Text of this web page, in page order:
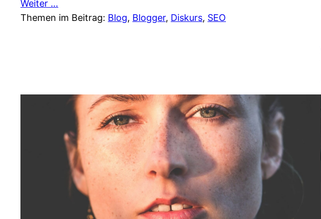
Weiter …
Themen im Beitrag: Blog, Blogger, Diskurs, SEO